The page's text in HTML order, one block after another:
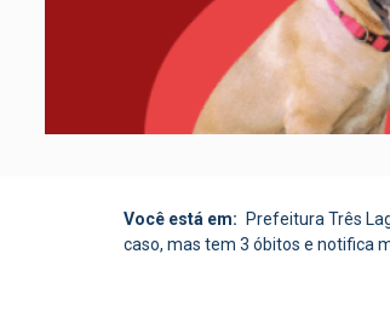
Você está em: Prefeitura Três
caso, mas tem 3 óbitos e notifica